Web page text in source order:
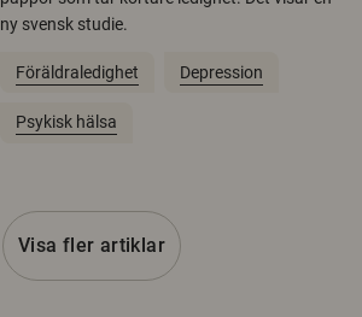
ny svensk studie.
Föräldraledighet Depression
Psykisk hälsa
Visa fler artiklar